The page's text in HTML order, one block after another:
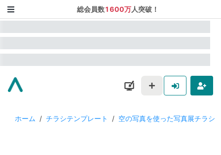
総会員数1600万人突破！
ホーム / チラシテンプレート / 空の写真を使った写真展チラシ